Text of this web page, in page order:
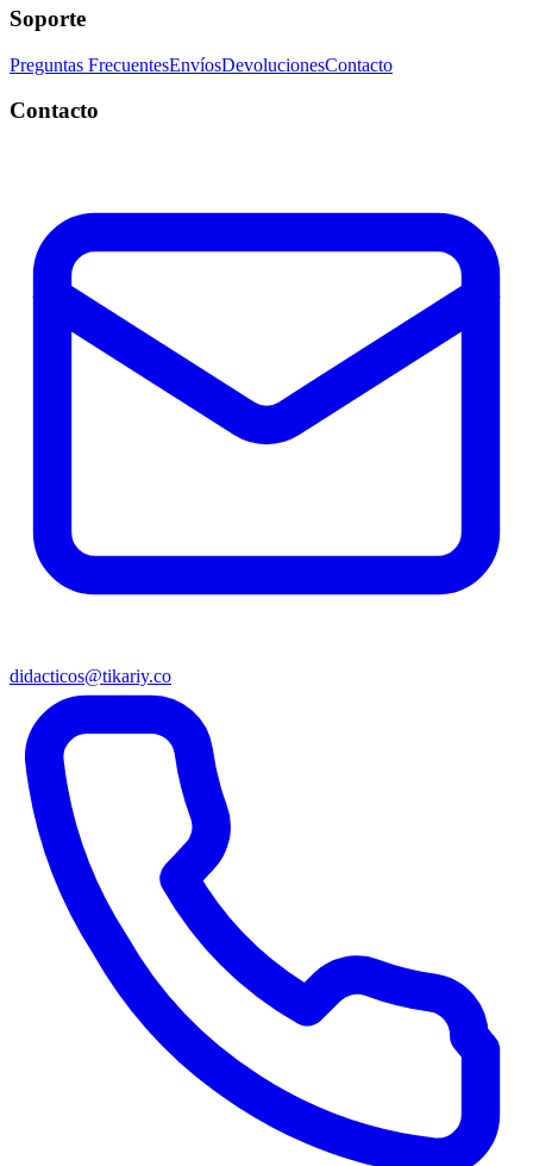
Soporte
Preguntas FrecuentesEnvíosDevolucionesContacto
Contacto
didacticos@tikariy.co